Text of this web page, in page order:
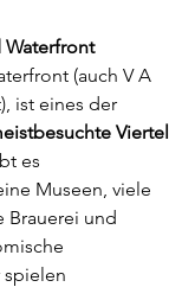
Waterfront
(auch V A
ist eines der
Viertel
es
Museen, viele
Brauerei und
spielen